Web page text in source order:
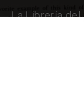
La Librería del